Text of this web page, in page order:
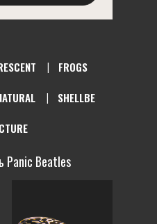
FROGS
SHELLBE
Panic Beatles